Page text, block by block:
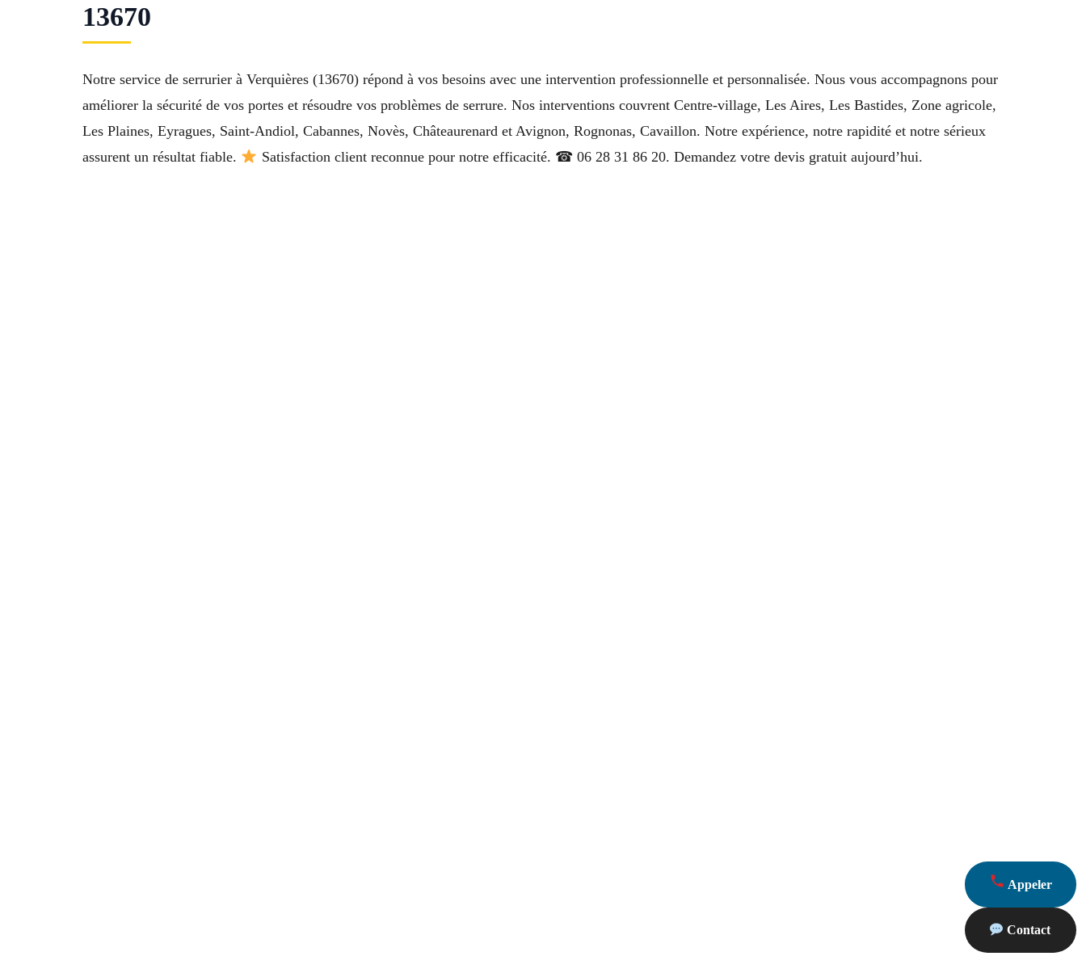
13670
Notre service de serrurier à Verquières (13670) répond à vos besoins avec une intervention professionnelle et personnalisée. Nous vous accompagnons pour
améliorer la sécurité de vos portes et résoudre vos problèmes de serrure. Nos interventions couvrent Centre-village, Les Aires, Les Bastides, Zone agricole,
Les Plaines, Eyragues, Saint-Andiol, Cabannes, Novès, Châteaurenard et Avignon, Rognonas, Cavaillon. Notre expérience, notre rapidité et notre sérieux
assurent un résultat fiable.
Satisfaction client reconnue pour notre efficacité. ☎ 06 28 31 86 20. Demandez votre devis gratuit aujourd’hui.
Appeler
Contact